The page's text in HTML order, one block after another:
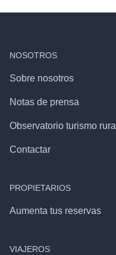
NOSOTROS
Sobre nosotros
Notas de prensa
Observatorio turismo rural
Contactar
PROPIETARIOS
Aumenta tus reservas
VIAJEROS